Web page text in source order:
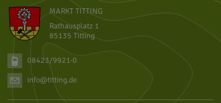
MARKT TITTING
Rathausplatz 1
85135 Titting
08423/9921-0
info@titting.de